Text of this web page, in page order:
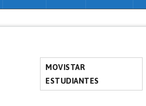
MOVISTAR
ESTUDIANTES